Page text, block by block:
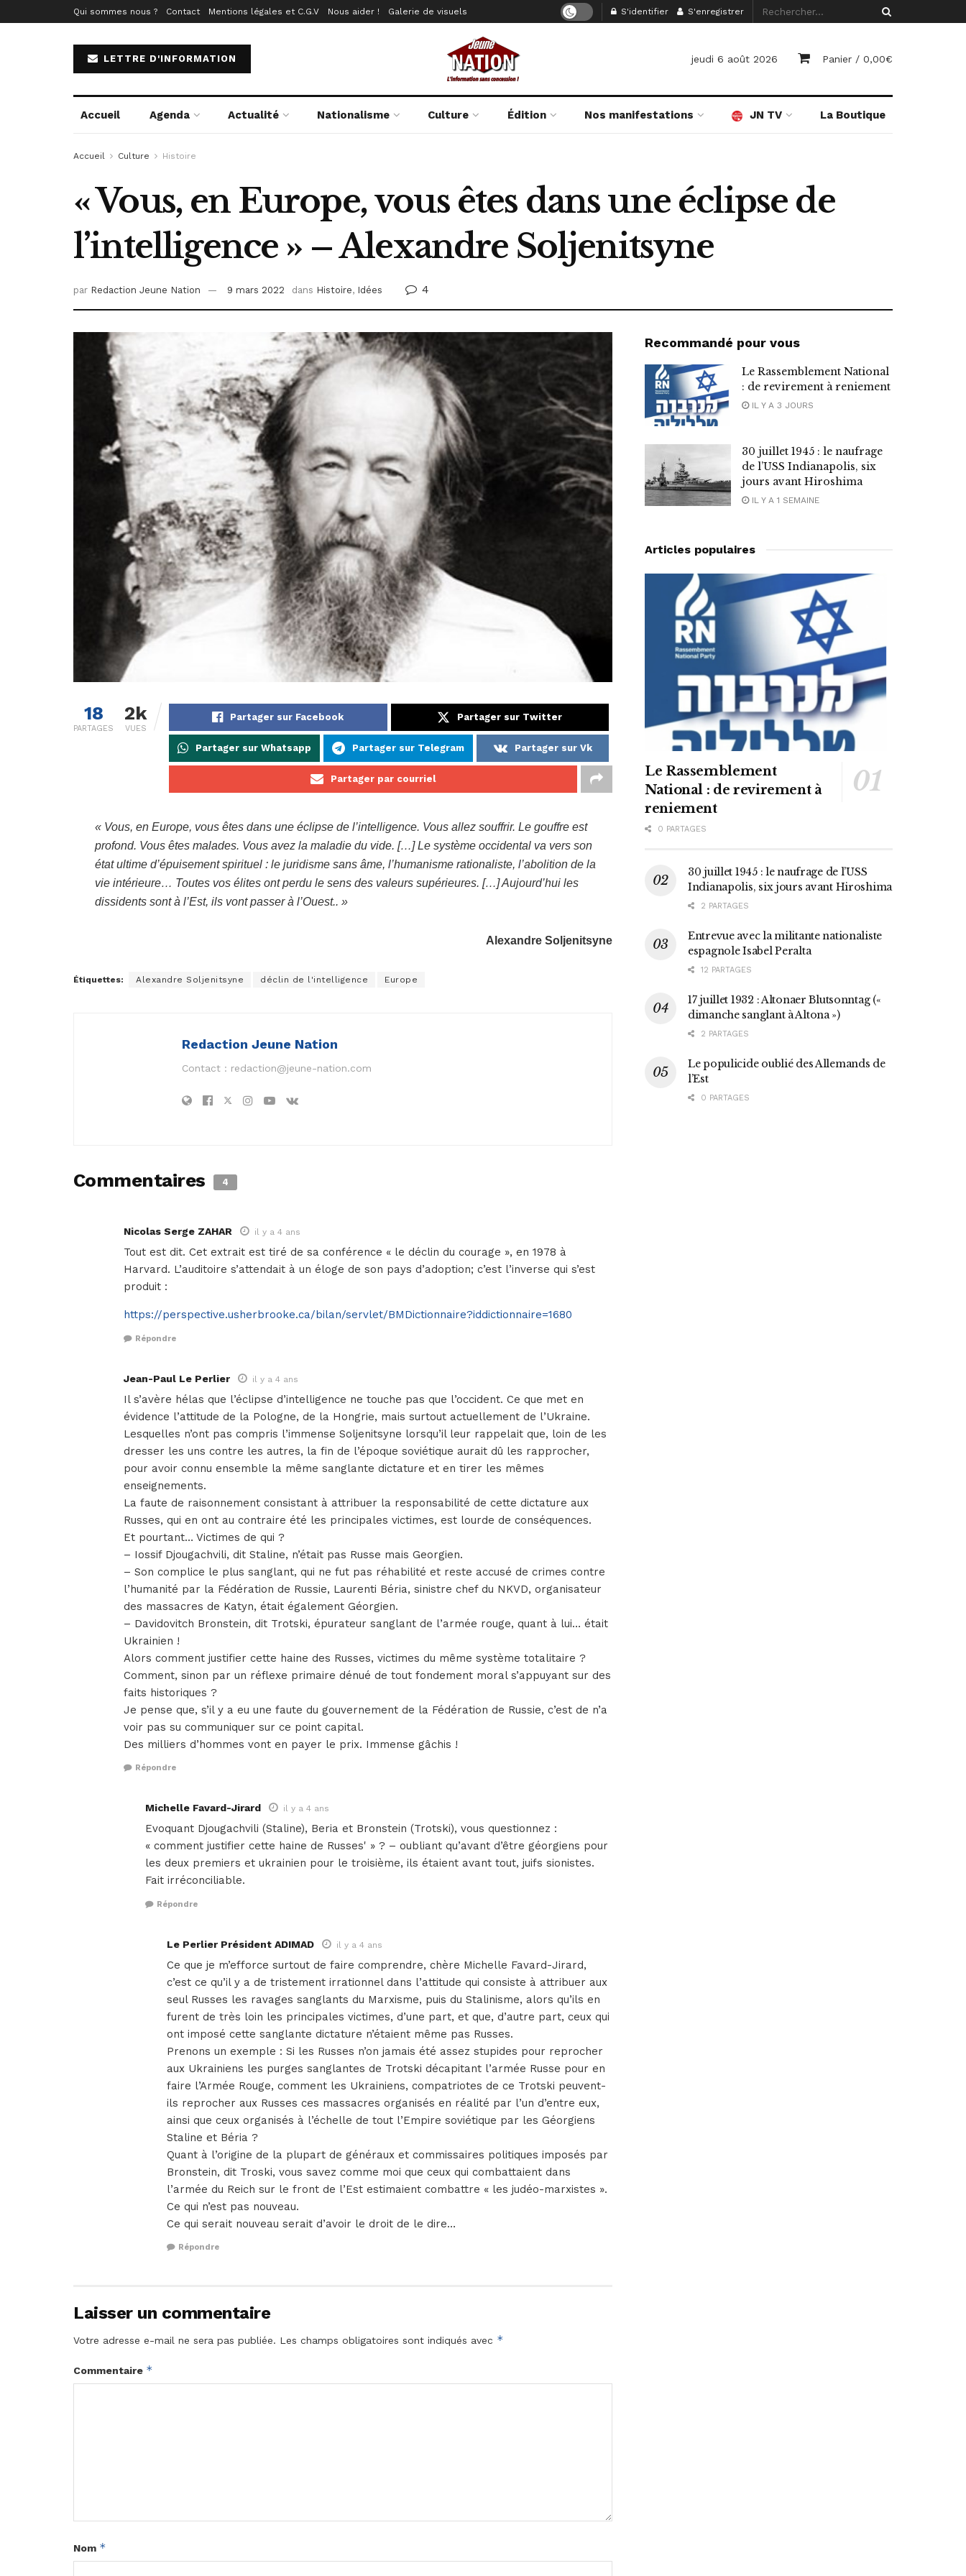
Qui sommes nous ? Contact Mentions légales et C.G.V Nous aider ! Galerie de visuels S'identifier S'enregistrer
LETTRE D'INFORMATION jeudi 6 août 2026 Panier / 0,00€
Accueil Agenda Actualité Nationalisme Culture Édition Nos manifestations JN TV La Boutique
Accueil Culture Histoire
« Vous, en Europe, vous êtes dans une éclipse de
l’intelligence » – Alexandre Soljenitsyne
par Redaction Jeune Nation 9 mars 2022 dans Histoire, Idées 4
18
PARTAGES
2k
VUES
Partager sur Facebook Partager sur Twitter
Partager sur Whatsapp Partager sur Telegram Partager sur Vk
Partager par courriel
« Vous, en Europe, vous êtes dans une éclipse de l’intelligence. Vous allez souffrir. Le gouffre est
profond. Vous êtes malades. Vous avez la maladie du vide. […] Le système occidental va vers son
état ultime d’épuisement spirituel : le juridisme sans âme, l’humanisme rationaliste, l’abolition de la
vie intérieure… Toutes vos élites ont perdu le sens des valeurs supérieures. […] Aujourd’hui les
dissidents sont à l’Est, ils vont passer à l’Ouest.. »
Alexandre Soljenitsyne
Étiquettes: Alexandre Soljenitsyne déclin de l'intelligence Europe
Redaction Jeune Nation
Contact : redaction@jeune-nation.com
Commentaires 4
Nicolas Serge ZAHAR il y a 4 ans
Tout est dit. Cet extrait est tiré de sa conférence « le déclin du courage », en 1978 à
Harvard. L’auditoire s’attendait à un éloge de son pays d’adoption; c’est l’inverse qui s’est
produit :
https://perspective.usherbrooke.ca/bilan/servlet/BMDictionnaire?iddictionnaire=1680
Répondre
Jean-Paul Le Perlier il y a 4 ans
Il s’avère hélas que l’éclipse d’intelligence ne touche pas que l’occident. Ce que met en
évidence l’attitude de la Pologne, de la Hongrie, mais surtout actuellement de l’Ukraine.
Lesquelles n’ont pas compris l’immense Soljenitsyne lorsqu’il leur rappelait que, loin de les
dresser les uns contre les autres, la fin de l’époque soviétique aurait dû les rapprocher,
pour avoir connu ensemble la même sanglante dictature et en tirer les mêmes
enseignements.
La faute de raisonnement consistant à attribuer la responsabilité de cette dictature aux
Russes, qui en ont au contraire été les principales victimes, est lourde de conséquences.
Et pourtant… Victimes de qui ?
– Iossif Djougachvili, dit Staline, n’était pas Russe mais Georgien.
– Son complice le plus sanglant, qui ne fut pas réhabilité et reste accusé de crimes contre
l’humanité par la Fédération de Russie, Laurenti Béria, sinistre chef du NKVD, organisateur
des massacres de Katyn, était également Géorgien.
– Davidovitch Bronstein, dit Trotski, épurateur sanglant de l’armée rouge, quant à lui… était
Ukrainien !
Alors comment justifier cette haine des Russes, victimes du même système totalitaire ?
Comment, sinon par un réflexe primaire dénué de tout fondement moral s’appuyant sur des
faits historiques ?
Je pense que, s’il y a eu une faute du gouvernement de la Fédération de Russie, c’est de n’a
voir pas su communiquer sur ce point capital.
Des milliers d’hommes vont en payer le prix. Immense gâchis !
Répondre
Michelle Favard-Jirard il y a 4 ans
Evoquant Djougachvili (Staline), Beria et Bronstein (Trotski), vous questionnez :
« comment justifier cette haine de Russes' » ? – oubliant qu’avant d’être géorgiens pour
les deux premiers et ukrainien pour le troisième, ils étaient avant tout, juifs sionistes.
Fait irréconciliable.
Répondre
Le Perlier Président ADIMAD il y a 4 ans
Ce que je m’efforce surtout de faire comprendre, chère Michelle Favard-Jirard,
c’est ce qu’il y a de tristement irrationnel dans l’attitude qui consiste à attribuer aux
seul Russes les ravages sanglants du Marxisme, puis du Stalinisme, alors qu’ils en
furent de très loin les principales victimes, d’une part, et que, d’autre part, ceux qui
ont imposé cette sanglante dictature n’étaient même pas Russes.
Prenons un exemple : Si les Russes n’on jamais été assez stupides pour reprocher
aux Ukrainiens les purges sanglantes de Trotski décapitant l’armée Russe pour en
faire l’Armée Rouge, comment les Ukrainiens, compatriotes de ce Trotski peuvent-
ils reprocher aux Russes ces massacres organisés en réalité par l’un d’entre eux,
ainsi que ceux organisés à l’échelle de tout l’Empire soviétique par les Géorgiens
Staline et Béria ?
Quant à l’origine de la plupart de généraux et commissaires politiques imposés par
Bronstein, dit Troski, vous savez comme moi que ceux qui combattaient dans
l’armée du Reich sur le front de l’Est estimaient combattre « les judéo-marxistes ».
Ce qui n’est pas nouveau.
Ce qui serait nouveau serait d’avoir le droit de le dire…
Répondre
Laisser un commentaire
Votre adresse e-mail ne sera pas publiée. Les champs obligatoires sont indiqués avec *
Commentaire *
Nom *
Recommandé pour vous
Le Rassemblement National
: de revirement à reniement
IL Y A 3 JOURS
30 juillet 1945 : le naufrage
de l’USS Indianapolis, six
jours avant Hiroshima
IL Y A 1 SEMAINE
Articles populaires
Le Rassemblement
National : de revirement à
reniement
0 PARTAGES
30 juillet 1945 : le naufrage de l’USS
Indianapolis, six jours avant Hiroshima
2 PARTAGES
Entrevue avec la militante nationaliste
espagnole Isabel Peralta
12 PARTAGES
17 juillet 1932 : Altonaer Blutsonntag («
dimanche sanglant à Altona »)
2 PARTAGES
Le populicide oublié des Allemands de
l’Est
0 PARTAGES